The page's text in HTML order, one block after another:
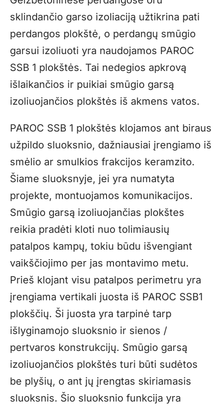
sklindančio garso izoliaciją užtikrina pati
perdangos plokštė, o perdangų smūgio
garsui izoliuoti yra naudojamos PAROC
SSB 1 plokštės. Tai nedegios apkrovą
išlaikančios ir puikiai smūgio garsą
izoliuojančios plokštės iš akmens vatos.
PAROC SSB 1 plokštės klojamos ant biraus
užpildo sluoksnio, dažniausiai įrengiamo iš
smėlio ar smulkios frakcijos keramzito.
Šiame sluoksnyje, jei yra numatyta
projekte, montuojamos komunikacijos.
Smūgio garsą izoliuojančias plokštes
reikia pradėti kloti nuo tolimiausių
patalpos kampų, tokiu būdu išvengiant
vaikščiojimo per jas montavimo metu.
Prieš klojant visu patalpos perimetru yra
įrengiama vertikali juosta iš PAROC SSB1
plokščių. Ši juosta yra tarpinė tarp
išlyginamojo sluoksnio ir sienos /
pertvaros konstrukcijų. Smūgio garsą
izoliuojančios plokštės turi būti sudėtos
be plyšių, o ant jų įrengtas skiriamasis
sluoksnis. Šio sluoksnio funkcija yra